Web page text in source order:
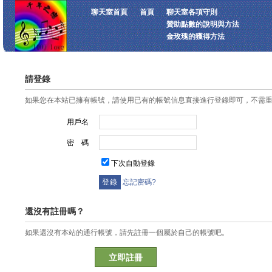
聊天室首頁 首頁
聊天室各項守則
贊助點數的說明與方法
金玫瑰的獲得方法
請登錄
如果您在本站已擁有帳號，請使用已有的帳號信息直接進行登錄即可，不需
用戶名
密 碼
下次自動登錄
忘記密碼?
還沒有註冊嗎？
如果還沒有本站的通行帳號，請先註冊一個屬於自己的帳號吧。
立即註冊